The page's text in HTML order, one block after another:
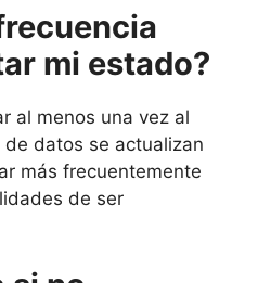
mi estado?
al menos una vez al
datos se actualizan
más frecuentemente
de ser